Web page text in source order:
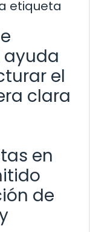
etiqueta
ayuda
el
clara
en
de